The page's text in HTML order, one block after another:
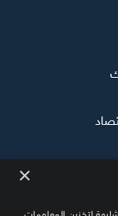
×
لتخزين المعلومات